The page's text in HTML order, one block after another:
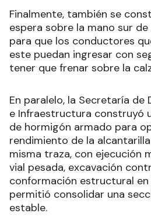
Finalmente, también se
espera sobre la mano sur
para que los conductores
este puedan ingresar con
tener que frenar sobre la
En paralelo, la Secretaría de
e Infraestructura construyó
de hormigón armado para
rendimiento de la
misma traza, con ejecución
vial pesada, excavación
conformación estructural
permitió consolidar una
estable.